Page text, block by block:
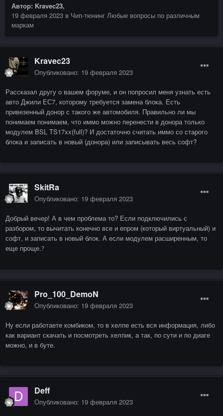
Автор: Kravec23,
19 февраля 2023 в Чип-тюнинг Любые вопросы по различным
маркам
Kravec23
Опубликовано: 19 февраля 2023
Рассказал другу о вашем форуме, и он попросил меня узнать есть
авто Джили ЕС7, которому требуется замена блока. Есть
привезенный донор с такого же автомобиля. Правильно ли мы
понимаем понимаем, что иммо можно перенести в донора только
модулем BSL TS17xx(full)? И достаточно считать иммо со старого
блока и записать в новый (донора) или записывать весь софт?
SkitRa
Опубликовано: 19 февраля 2023
Добрый вечер! А в чем проблема то? Если подключились с
разбором, то вычитать конечно все и епром (который виртуальный) и
софт, и записать в новый блок. А если модулем расширенным, то
еще проще.?
Pro_100_DemoN
Опубликовано: 19 февраля 2023
Ну если работаете комбиком, то в хелпе есть вся информация, либо
как вариант скачать и посмотреть хелпик, а так, по сути и по диаге
можно, и в буте.
Deff
Опубликовано: 19 февраля 2023